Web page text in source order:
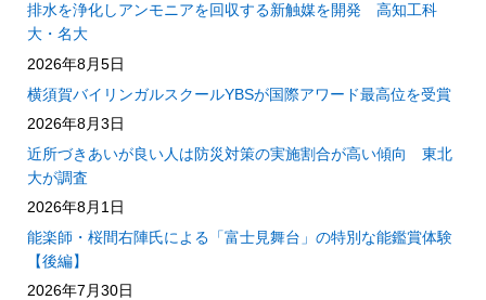
排水を浄化しアンモニアを回収する新触媒を開発 高知工科
大・名大
2026年8月5日
横須賀バイリンガルスクールYBSが国際アワード最高位を受賞
2026年8月3日
近所づきあいが良い人は防災対策の実施割合が高い傾向 東北
大が調査
2026年8月1日
能楽師・桜間右陣氏による「富士見舞台」の特別な能鑑賞体験
【後編】
2026年7月30日